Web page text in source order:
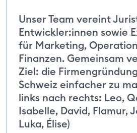
Unser Team vereint
Entwickler:innen sowie
für Marketing,
Finanzen. Gemeinsam
Ziel: die
Schweiz einfacher zu
links nach rechts: Leo,
Isabelle, David, Flamur,
Luka, Élise)